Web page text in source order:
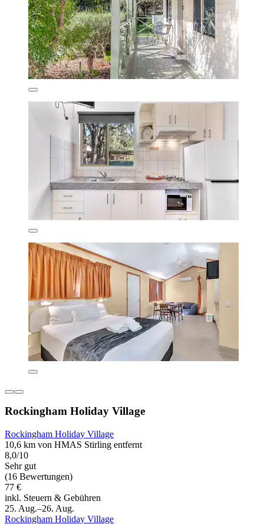
Rockingham Holiday Village
Rockingham Holiday Village
10,6 km von HMAS Stirling entfernt
8,0/10
Sehr gut
(16 Bewertungen)
77 €
inkl. Steuern & Gebühren
25. Aug.–26. Aug.
Rockingham Holiday Village